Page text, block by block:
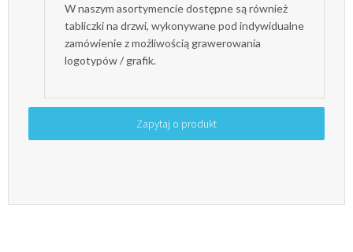
W naszym asortymencie dostępne są również
tabliczki na drzwi, wykonywane pod indywidualne
zamówienie z możliwością grawerowania
logotypów / grafik.
Zapytaj o produkt